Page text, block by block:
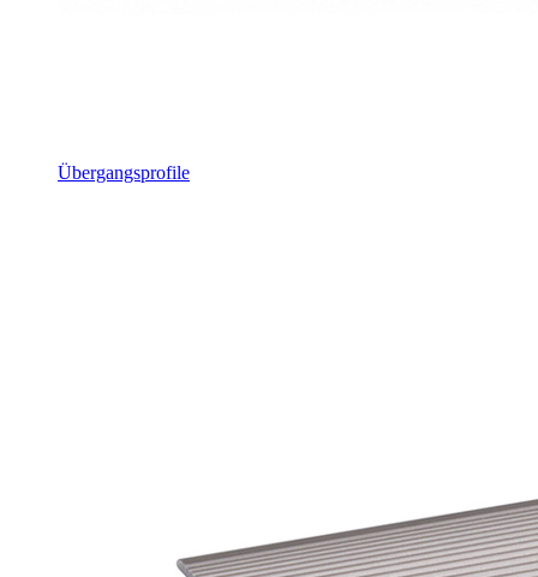
Übergangsprofile